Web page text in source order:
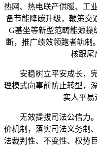
热网、热电联产供暖、工
备节能降碳升级，鞭策交
G基坐等新型范畴能源操
断，推广绩效领跑者轨制
核跟尾
安稳树立平安成长，完
理模式向事前防止转型，
实人平易
无效提拔司法公信力。
价机制，落实司法义务制
法裁判性、不变性、权势